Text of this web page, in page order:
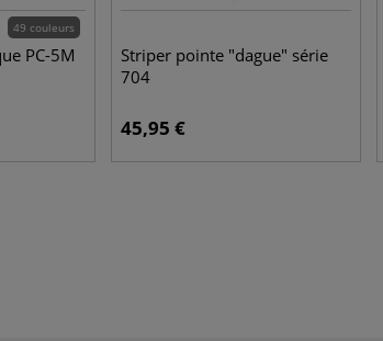
49 couleurs
PC-5M
Striper pointe "dague" série
704
45,95 €